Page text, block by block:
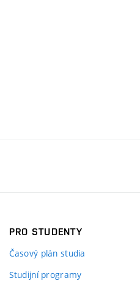
PRO STUDENTY
Časový plán studia
Studijní programy